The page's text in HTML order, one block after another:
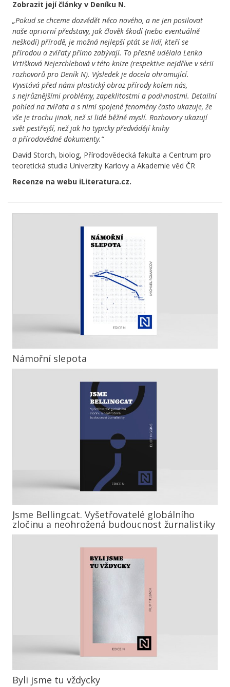
Zobrazit její články v Deníku N.
„Pokud se chceme dozvědět něco nového, a ne jen posilovat
naše apriorní představy, jak člověk škodí (nebo eventuálně
neškodí) přírodě, je možná nejlepší ptát se lidí, kteří se
přírodou a zvířaty přímo zabývají. To přesně udělala Lenka
Vrtišková Nejezchlebová v této knize (respektive nejdříve v sérii
rozhovorů pro Deník N). Výsledek je docela ohromující.
Vyvstává před námi plastický obraz přírody kolem nás,
s nejrůznějšími problémy, zapeklitostmi a podivnostmi. Detailní
pohled na zvířata a s nimi spojené fenomény často ukazuje, že
vše je trochu jinak, než si lidé běžně myslí. Rozhovory ukazují
svět pestřejší, než jak ho typicky předvádějí knihy
a přírodovědné dokumenty.“
David Storch, biolog, Přírodovědecká fakulta a Centrum pro
teoretická studia Univerzity Karlovy a Akademie věd ČR
Recenze na webu iLiteratura.cz.
Námořní slepota
Jsme Bellingcat. Vyšetřovatelé globálního
zločinu a neohrožená budoucnost žurnalistiky
Byli jsme tu vždycky